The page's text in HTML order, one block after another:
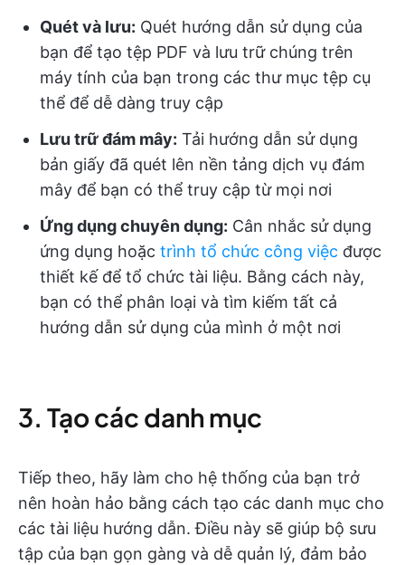
Quét và lưu: Quét hướng dẫn sử dụng của
bạn để tạo tệp PDF và lưu trữ chúng trên
máy tính của bạn trong các thư mục tệp cụ
thể để dễ dàng truy cập
Lưu trữ đám mây: Tải hướng dẫn sử dụng
bản giấy đã quét lên nền tảng dịch vụ đám
mây để bạn có thể truy cập từ mọi nơi
Ứng dụng chuyên dụng: Cân nhắc sử dụng
ứng dụng hoặc trình tổ chức công việc được
thiết kế để tổ chức tài liệu. Bằng cách này,
bạn có thể phân loại và tìm kiếm tất cả
hướng dẫn sử dụng của mình ở một nơi
3. Tạo các danh mục
Tiếp theo, hãy làm cho hệ thống của bạn trở
nên hoàn hảo bằng cách tạo các danh mục cho
các tài liệu hướng dẫn. Điều này sẽ giúp bộ sưu
tập của bạn gọn gàng và dễ quản lý, đảm bảo